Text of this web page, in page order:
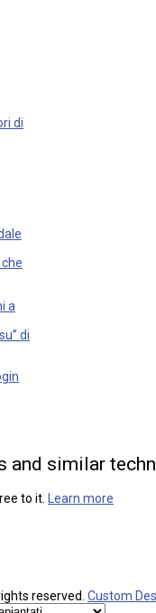
di
a
di
and similar
to it.
Learn more
reserved. Custom